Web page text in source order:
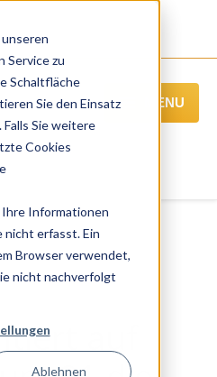
zu
Schaltfläche
Sie den Einsatz
Sie weitere
Cookies
Ihre Informationen
nicht erfasst. Ein
Browser verwendet,
nicht nachverfolgt
Ablehnen
MENU
auf